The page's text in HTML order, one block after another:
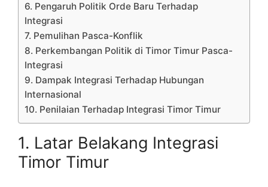
6. Pengaruh Politik Orde Baru Terhadap
Integrasi
7. Pemulihan Pasca-Konflik
8. Perkembangan Politik di Timor Timur Pasca-
Integrasi
9. Dampak Integrasi Terhadap Hubungan
Internasional
10. Penilaian Terhadap Integrasi Timor Timur
1. Latar Belakang Integrasi
Timor Timur